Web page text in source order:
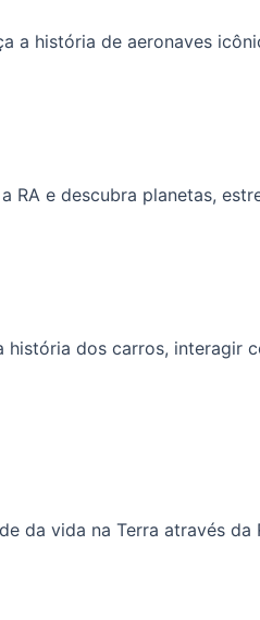
a história de aeronaves
RA e descubra planetas,
história dos carros, interagir
da vida na Terra através